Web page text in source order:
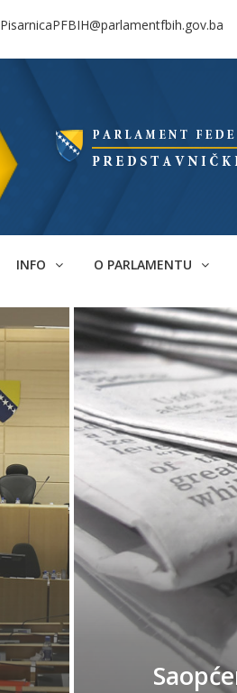
PisarnicaPFBIH@parlamentfbih.gov.ba
INFO O PARLAMENTU